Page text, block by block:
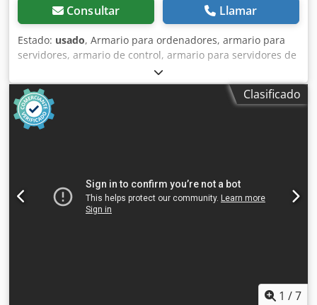
Consultar Llamar
Estado: usado, Armario para ordenadores, armario para
servidores, armario de control, armario para servidores de
red, carcasa para ordenadores -Fabricante: Bizerba -Tipo -
Material: Acero -Dimensiones: 260/570/A560 mm Dkjdpsb
Tl Dtjfx Ab Ier -Peso: 15 kg
Clasificado
1 /7